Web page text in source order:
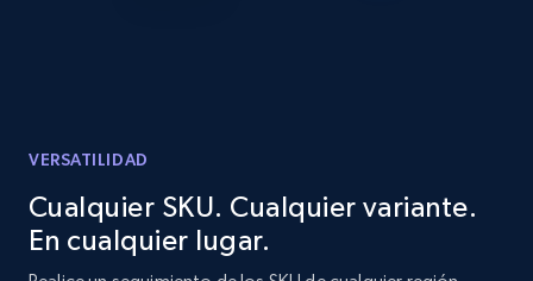
Etsy - Collect data on products using
VERSATILIDAD
Cualquier SKU. Cualquier variante.
En cualquier lugar.